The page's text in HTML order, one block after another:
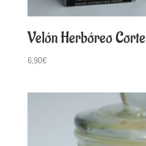
Velón Herbóreo Corte
6,90€